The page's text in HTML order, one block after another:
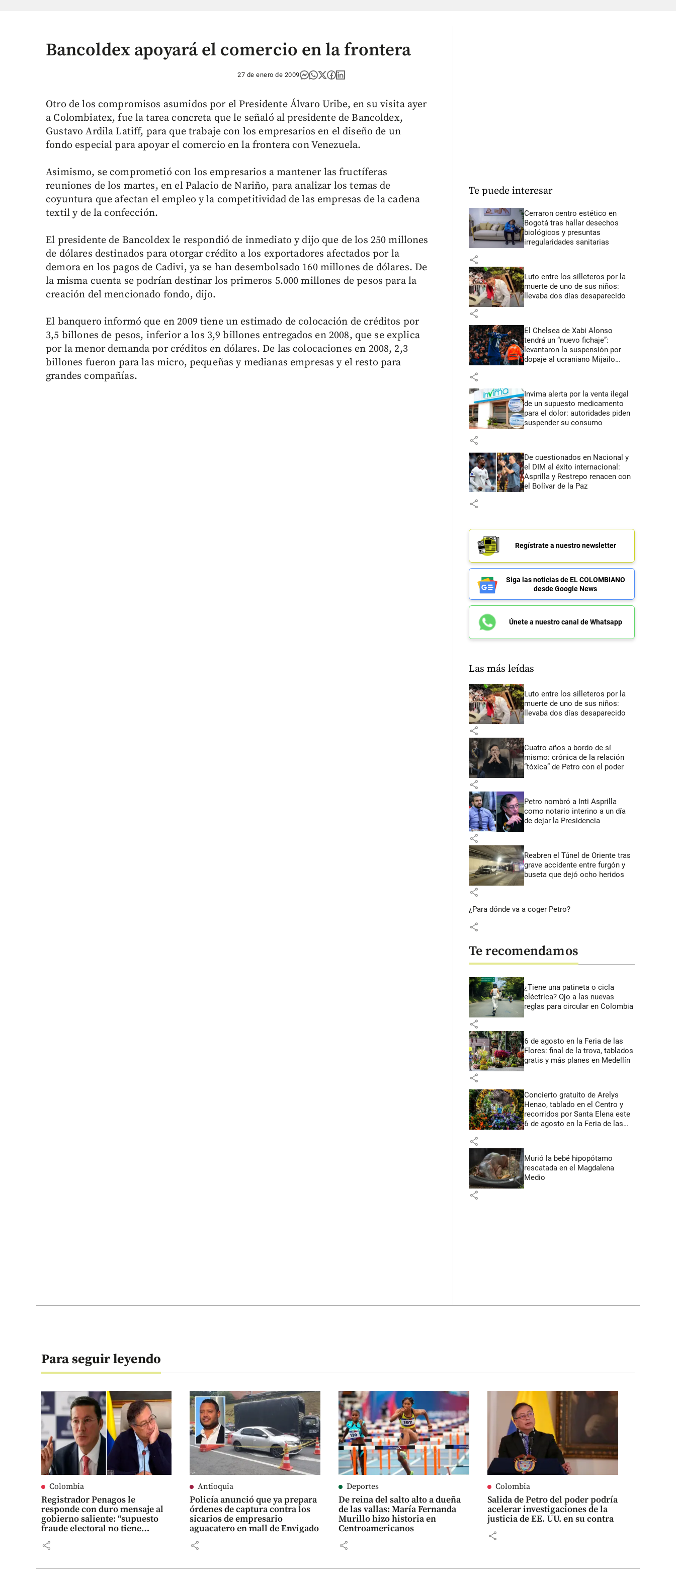
Bancoldex apoyará el comercio en la frontera
27 de enero de 2009
Otro de los compromisos asumidos por el Presidente Álvaro Uribe, en su visita ayer
a Colombiatex, fue la tarea concreta que le señaló al presidente de Bancoldex,
Gustavo Ardila Latiff, para que trabaje con los empresarios en el diseño de un
fondo especial para apoyar el comercio en la frontera con Venezuela.
Asimismo, se comprometió con los empresarios a mantener las fructíferas
reuniones de los martes, en el Palacio de Nariño, para analizar los temas de
coyuntura que afectan el empleo y la competitividad de las empresas de la cadena
textil y de la confección.
El presidente de Bancoldex le respondió de inmediato y dijo que de los 250 millones
de dólares destinados para otorgar crédito a los exportadores afectados por la
demora en los pagos de Cadivi, ya se han desembolsado 160 millones de dólares. De
la misma cuenta se podrían destinar los primeros 5.000 millones de pesos para la
creación del mencionado fondo, dijo.
El banquero informó que en 2009 tiene un estimado de colocación de créditos por
3,5 billones de pesos, inferior a los 3,9 billones entregados en 2008, que se explica
por la menor demanda por créditos en dólares. De las colocaciones en 2008, 2,3
billones fueron para las micro, pequeñas y medianas empresas y el resto para
grandes compañías.
Te puede interesar
Cerraron centro estético en
Bogotá tras hallar desechos
biológicos y presuntas
irregularidades sanitarias
share
Luto entre los silleteros por la
muerte de uno de sus niños:
llevaba dos días desaparecido
share
El Chelsea de Xabi Alonso
tendrá un “nuevo fichaje”:
levantaron la suspensión por
dopaje al ucraniano Mijailo
share
Invima alerta por la venta ilegal
de un supuesto medicamento
para el dolor: autoridades piden
suspender su consumo
share
De cuestionados en Nacional y
el DIM al éxito internacional:
Asprilla y Restrepo renacen con
el Bolívar de la Paz
share
Regístrate a nuestro newsletter
Siga las noticias de EL COLOMBIANO
desde Google News
Únete a nuestro canal de Whatsapp
Las más leídas
Luto entre los silleteros por la
muerte de uno de sus niños:
llevaba dos días desaparecido
share
Cuatro años a bordo de sí
mismo: crónica de la relación
“tóxica” de Petro con el poder
share
Petro nombró a Inti Asprilla
como notario interino a un día
de dejar la Presidencia
share
Reabren el Túnel de Oriente tras
grave accidente entre furgón y
buseta que dejó ocho heridos
share
¿Para dónde va a coger Petro?
share
Te recomendamos
¿Tiene una patineta o cicla
eléctrica? Ojo a las nuevas
reglas para circular en Colombia
share
6 de agosto en la Feria de las
Flores: final de la trova, tablados
gratis y más planes en Medellín
share
Concierto gratuito de Arelys
Henao, tablado en el Centro y
recorridos por Santa Elena este
6 de agosto en la Feria de las
share
Murió la bebé hipopótamo
rescatada en el Magdalena
Medio
share
Para seguir leyendo
Colombia
Registrador Penagos le
responde con duro mensaje al
gobierno saliente: “supuesto
fraude electoral no tiene
sustento técnico”
share
Antioquia
Policía anunció que ya prepara
órdenes de captura contra los
sicarios de empresario
aguacatero en mall de Envigado
share
Deportes
De reina del salto alto a dueña
de las vallas: María Fernanda
Murillo hizo historia en
Centroamericanos
share
Colombia
Salida de Petro del poder podría
acelerar investigaciones de la
justicia de EE. UU. en su contra
share